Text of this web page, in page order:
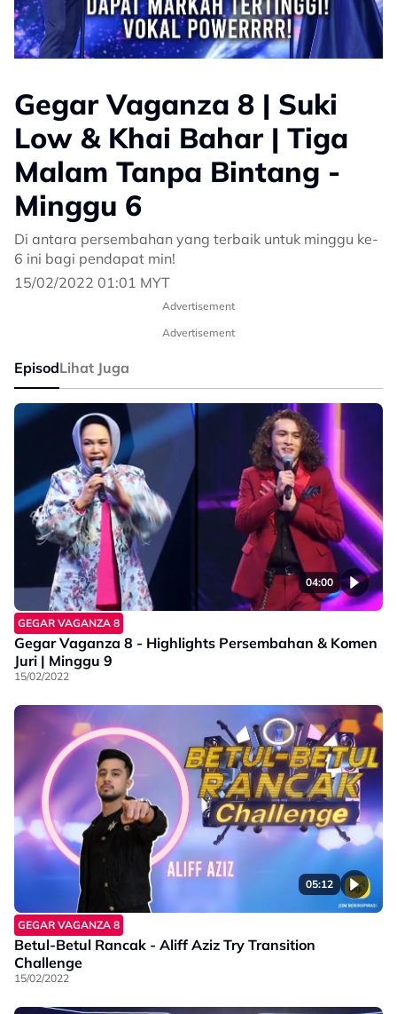
Gegar Vaganza 8 | Suki
Low & Khai Bahar | Tiga
Malam Tanpa Bintang -
Minggu 6
Di antara persembahan yang terbaik untuk minggu ke-
6 ini bagi pendapat min!
15/02/2022 01:01 MYT
Advertisement
Advertisement
EpisodLihat Juga
04:00
GEGAR VAGANZA 8
Gegar Vaganza 8 - Highlights Persembahan & Komen
Juri | Minggu 9
15/02/2022
05:12
GEGAR VAGANZA 8
Betul-Betul Rancak - Aliff Aziz Try Transition
Challenge
15/02/2022